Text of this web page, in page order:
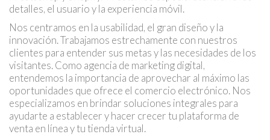
detalles, el usuario y la experiencia móvil.
Nos centramos en la usabilidad, el gran diseño y la
innovación. Trabajamos estrechamente con nuestros
clientes para entender sus metas y las necesidades de los
visitantes. Como agencia de marketing digital,
entendemos la importancia de aprovechar al máximo las
oportunidades que ofrece el comercio electrónico. Nos
especializamos en brindar soluciones integrales para
ayudarte a establecer y hacer crecer tu plataforma de
venta en línea y tu tienda virtual.